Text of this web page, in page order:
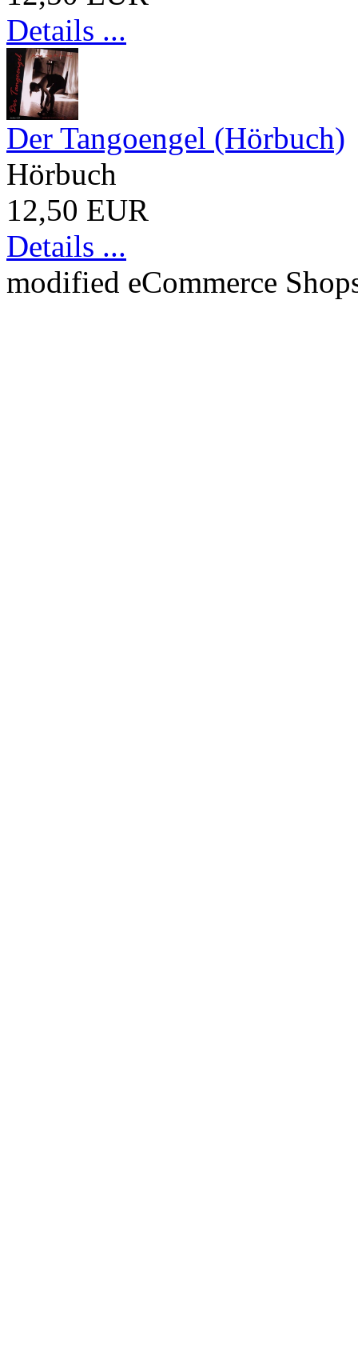
Details ...
Der Tangoengel (Hörbuch)
Hörbuch
12,50 EUR
Details ...
modified eCommerce